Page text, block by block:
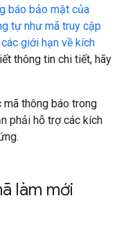
báo bảo mật của
tự như mã truy cập
giới hạn về kích
thông tin chi tiết, hãy
thông báo trong
phải hỗ trợ các kích
làm mới